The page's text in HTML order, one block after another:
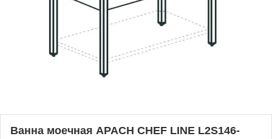
Ванна моечная APACH CHEF LINE L2S146-